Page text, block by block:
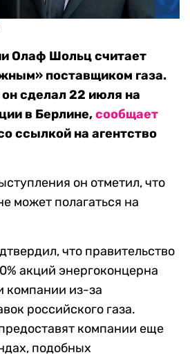
Олаф Шольц считает
поставщиком газа.
сделал 22 июля на
в Берлине,сообщает
ссылкой на агентство
он отметил, что
может полагаться на
что правительство
акций энергоконцерна
компании из-за
российского газа.
компании еще
подобных